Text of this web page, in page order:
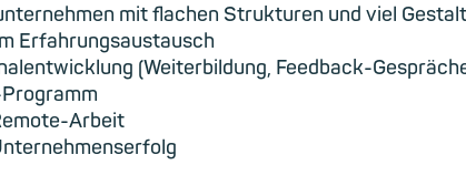
mit flachen Strukturen und viel
Erfahrungsaustausch
(Weiterbildung, Feedback-
Arbeit